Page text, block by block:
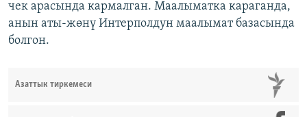
чек арасында кармалган. Маалыматка караганда,
анын аты-жөнү Интерполдун маалымат базасында
болгон.
Азаттык тиркемеси